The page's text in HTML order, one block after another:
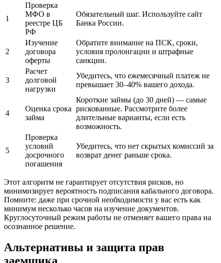
1
Проверка
МФО в
реестре ЦБ
РФ
Обязательный шаг. Используйте сайт
Банка России.
2
Изучение
договора
оферты
Обратите внимание на ПСК, сроки,
условия пролонгации и штрафные
санкции.
3
Расчет
долговой
нагрузки
Убедитесь, что ежемесячный платеж не
превышает 30–40% вашего дохода.
4
Оценка срока
займа
Короткие займы (до 30 дней) — самые
рискованные. Рассмотрите более
длительные варианты, если есть
возможность.
5
Проверка
условий
досрочного
погашения
Убедитесь, что нет скрытых комиссий за
возврат денег раньше срока.
Этот алгоритм не гарантирует отсутствия рисков, но
минимизирует вероятность подписания кабального договора.
Помните: даже при срочной необходимости у вас есть как
минимум несколько часов на изучение документов.
Круглосуточный режим работы не отменяет вашего права на
осознанное решение.
Альтернативы и защита прав
заемщика